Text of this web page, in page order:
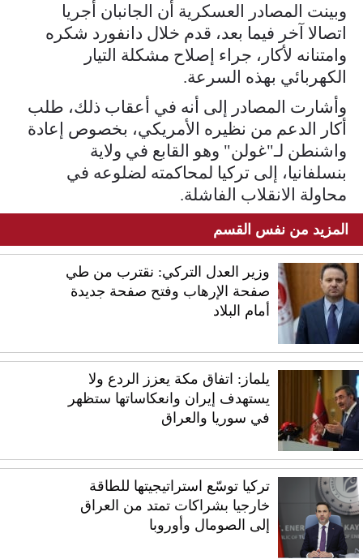
وبينت المصادر العسكرية أن الجانبان أجريا
اتصالا آخر فيما بعد، قدم خلال دانفورد شكره
وامتنانه لأكار، جراء إصلاح مشكلة التيار
الكهربائي بهذه السرعة.
وأشارت المصادر إلى أنه في أعقاب ذلك، طلب
أكار الدعم من نظيره الأمريكي، بخصوص إعادة
واشنطن لـ"غولن" وهو القابع في ولاية
بنسلفانيا، إلى تركيا لمحاكمته لضلوعه في
محاولة الانقلاب الفاشلة.
المزيد من نفس القسم
وزير العدل التركي: نقترب من طي
صفحة الإرهاب وفتح صفحة جديدة
أمام البلاد
يلماز: اتفاق مكة يعزز الردع ولا
يستهدف إيران وانعكاساتها ستظهر
في سوريا والعراق
تركيا توسّع استراتيجيتها للطاقة
خارجيا بشراكات تمتد من العراق
إلى الصومال وأوروبا